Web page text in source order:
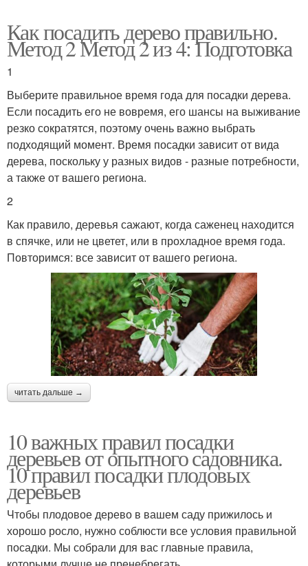
Как посадить дерево правильно.
Метод 2 Метод 2 из 4: Подготовка
1
Выберите правильное время года для посадки дерева.
Если посадить его не вовремя, его шансы на выживание
резко сократятся, поэтому очень важно выбрать
подходящий момент. Время посадки зависит от вида
дерева, поскольку у разных видов - разные потребности,
а также от вашего региона.
2
Как правило, деревья сажают, когда саженец находится
в спячке, или не цветет, или в прохладное время года.
Повторимся: все зависит от вашего региона.
читать дальше →
10 важных правил посадки
деревьев от опытного садовника.
10 правил посадки плодовых
деревьев
Чтобы плодовое дерево в вашем саду прижилось и
хорошо росло, нужно соблюсти все условия правильной
посадки. Мы собрали для вас главные правила,